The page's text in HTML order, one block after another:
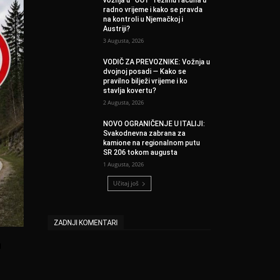
radno vrijeme i kako se pravda
na kontroli u Njemačkoj i
Austriji?
3 Augusta, 2026
VODIČ ZA PREVOZNIKE: Vožnja u
dvojnoj posadi — Kako se
pravilno bilježi vrijeme i ko
stavlja kovertu?
2 Augusta, 2026
NOVO OGRANIČENJE U ITALIJI:
Svakodnevna zabrana za
kamione na regionalnom putu
SR 206 tokom augusta
1 Augusta, 2026
Učitaj još
ZADNJI KOMENTARI